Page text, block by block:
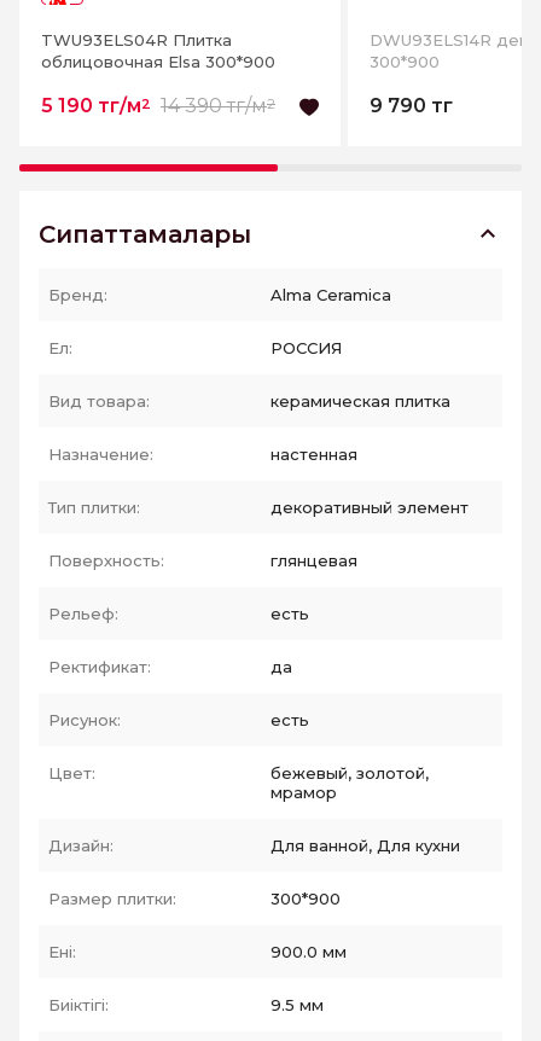
TWU93ELS04R Плитка
облицовочная Elsa 300*900
5 190 тг/м2 14 390 тг/м2
DWU93ELS14R
300*900
9 790 тг
Сипаттамалары
Бренд: Alma Ceramica
Ел: РОССИЯ
Вид товара: керамическая плитка
Назначение: настенная
Тип плитки: декоративный элемент
Поверхность: глянцевая
Рельеф: есть
Ректификат: да
Рисунок: есть
Цвет:
бежевый, золотой,
мрамор
Дизайн: Для ванной, Для кухни
Размер плитки: 300*900
Ені: 900.0 мм
Биіктігі: 9.5 мм